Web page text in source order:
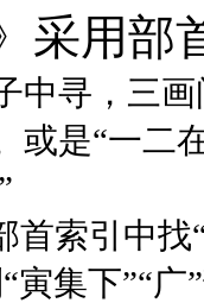
采用
寻，三画
或是“一二
索引中找“
寅集下”“